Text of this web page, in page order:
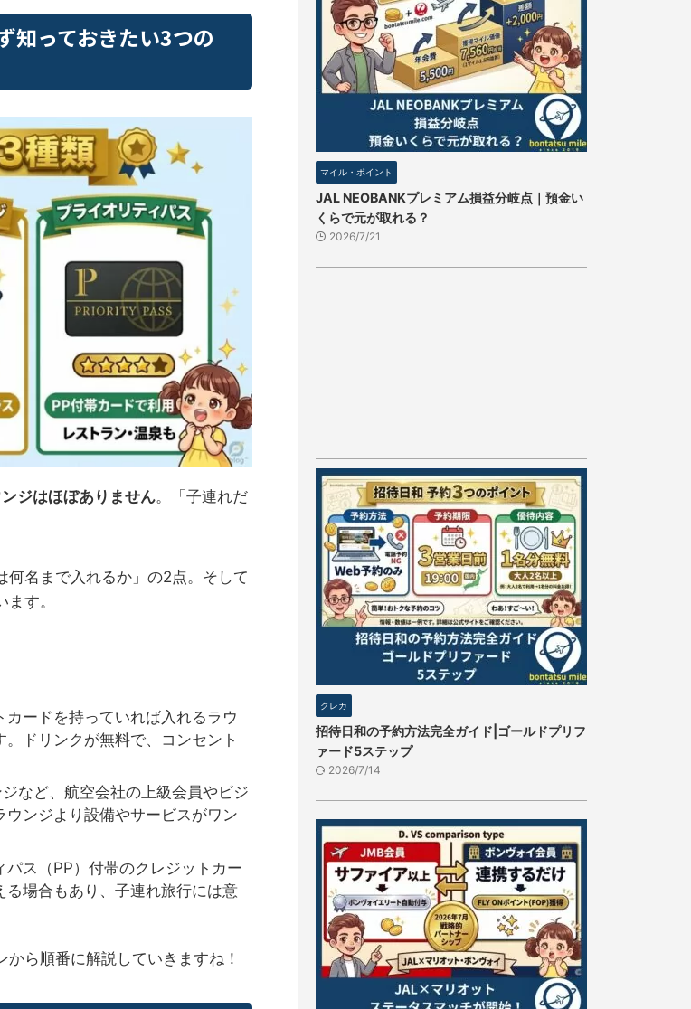
知っておきたい3つの
ジはほぼありません。「子連れだ
何名まで入れるか」の2点。そして
す。
カードを持っていれば入れるラウ
ドリンクが無料で、コンセント
など、航空会社の上級会員やビジ
ンジより設備やサービスがワン
パス（PP）付帯のクレジットカー
る場合もあり、子連れ旅行には意
ら順番に解説していきますね！
マイル・ポイント
JAL NEOBANKプレミアム損益分岐点｜預金い
くらで元が取れる？
2026/7/21
クレカ
招待日和の予約方法完全ガイド|ゴールドプリフ
ァード5ステップ
2026/7/14